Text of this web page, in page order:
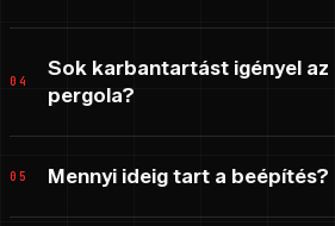
04
Sok karbantartást igényel az
pergola?
05 Mennyi ideig tart a beépítés?